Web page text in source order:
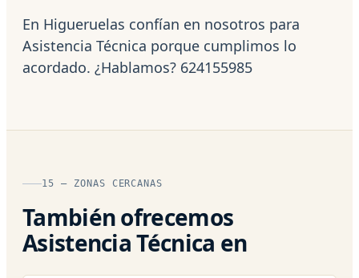
En Higueruelas confían en nosotros para
Asistencia Técnica porque cumplimos lo
acordado. ¿Hablamos? 624155985
15 — ZONAS CERCANAS
También ofrecemos
Asistencia Técnica en